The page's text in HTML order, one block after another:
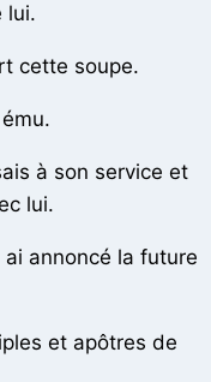
lui.
cette soupe.
à son service et
lui.
ai annoncé la future
et apôtres de